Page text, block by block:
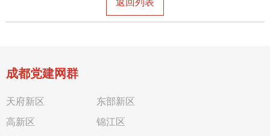
返回列表
成都党建网群
天府新区
东部新区
高新区
锦江区